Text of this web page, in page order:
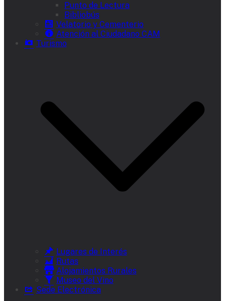
Punto de Lectura
Bibliobús
Velatorio y Cementerio
Atención al Ciudadano CAM
Turismo
Lugares de Interés
Rutas
Alojamientos Rurales
Museo del Vino
Sede Electrónica